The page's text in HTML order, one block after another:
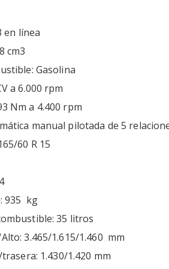
en línea
cm3
Gasolina
a 6.000 rpm
Nm a 4.400 rpm
manual pilotada de 5
60 R 15
935 kg
35 litros
3.465/1.615/1.460 mm
1.430/1.420 mm